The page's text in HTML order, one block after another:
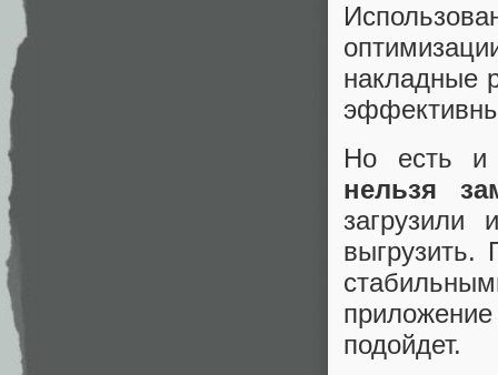
накладные
Но есть
нельзя
выгрузить.
приложение
подойдет.